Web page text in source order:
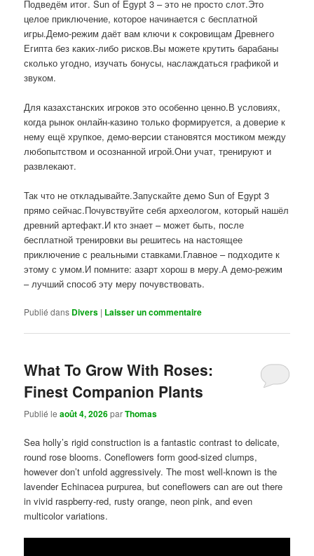
Подведём итог. Sun of Egypt 3 – это не просто слот.Это
целое приключение, которое начинается с бесплатной
игры.Демо-режим даёт вам ключи к сокровищам Древнего
Египта без каких-либо рисков.Вы можете крутить барабаны
сколько угодно, изучать бонусы, наслаждаться графикой и
звуком.
Для казахстанских игроков это особенно ценно.В условиях,
когда рынок онлайн-казино только формируется, а доверие к
нему ещё хрупкое, демо-версии становятся мостиком между
любопытством и осознанной игрой.Они учат, тренируют и
развлекают.
Так что не откладывайте.Запускайте демо Sun of Egypt 3
прямо сейчас.Почувствуйте себя археологом, который нашёл
древний артефакт.И кто знает – может быть, после
бесплатной тренировки вы решитесь на настоящее
приключение с реальными ставками.Главное – подходите к
этому с умом.И помните: азарт хорош в меру.А демо-режим
– лучший способ эту меру почувствовать.
Publié dans Divers | Laisser un commentaire
What To Grow With Roses:
Finest Companion Plants
Publié leaoût 4, 2026parThomas
Sea holly’s rigid construction is a fantastic contrast to delicate,
round rose blooms. Coneflowers form good-sized clumps,
however don’t unfold aggressively. The most well-known is the
lavender Echinacea purpurea, but coneflowers can are out there
in vivid raspberry-red, rusty orange, neon pink, and even
multicolor variations.